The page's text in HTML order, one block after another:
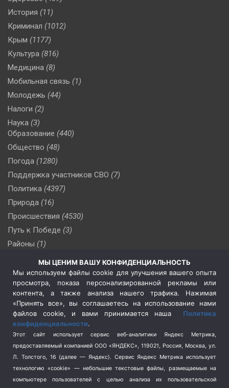
История (11)
Криминал (1012)
Крым (1177)
Культура (816)
Медицина (8)
Мобильная связь (1)
Молодежь (44)
Налоги (2)
Наука (3)
Образование (440)
Общество (48)
Погода (1280)
Поддержка участников СВО (7)
Политика (4397)
Природа (16)
Происшествия (4530)
Путь к Победе (3)
Районы (1)
(510)
Сельское хозяйство (3)
Социальная политика
(3)
Спецоперация в Украине
Спецоперация на Украине
(404)
Спорт (740)
Терроризм (1)
Транспорт (262)
Туризм (178)
МЫ ЦЕНИМ ВАШУ КОНФИДЕНЦИАЛЬНОСТЬ
Мы используем файлы cookie для улучшения вашего опыта
просмотра, показа персонализированной рекламы или
контента, а также анализа нашего трафика. Нажимая
«Принять все», вы соглашаетесь на использование нами
файлов cookie, и вами принимается наша Политика
конфиденциальности.
Этот сайт использует сервис веб-аналитики Яндекс Метрика,
предоставляемый компанией ООО «ЯНДЕКС», 119021, Россия, Москва, ул.
Л. Толстого, 16 (далее — Яндекс). Сервис Яндекс Метрика использует
технологию «cookie» — небольшие текстовые файлы, размещаемые на
компьютере пользователей с целью анализа их пользовательской